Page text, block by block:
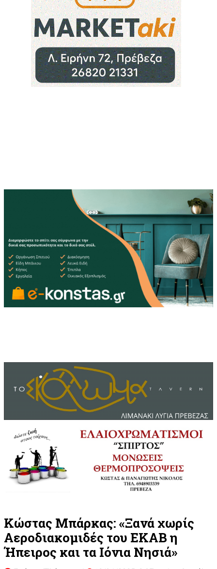
Κώστας Μπάρκας: «Ξανά χωρίς
Αεροδιακομιδές του ΕΚΑΒ η
Ήπειρος και τα Ιόνια Νησιά»